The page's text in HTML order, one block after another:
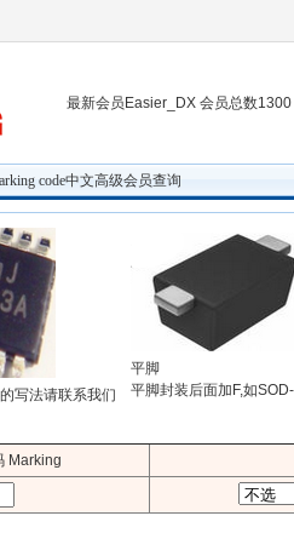
最新会员Easier_DX 会员总数1300
code中文高级会员查询
写法请联系我们
平脚
平脚封装后面加F,如
Marking